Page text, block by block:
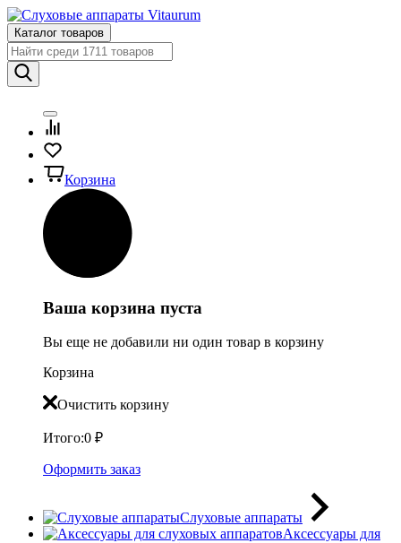
Каталог товаров
Корзина
Ваша корзина пуста
Вы еще не добавили ни один товар в корзину
Корзина
Очистить корзину
Итого:0 ₽
Оформить заказ
Слуховые аппараты
Аксессуары для